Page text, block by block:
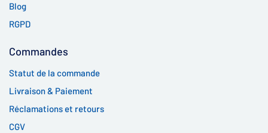
Blog
RGPD
Commandes
Statut de la commande
Livraison & Paiement
Réclamations et retours
CGV